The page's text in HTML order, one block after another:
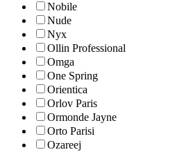
Nobile
Nude
Nyx
Ollin Professional
Omga
One Spring
Orientica
Orlov Paris
Ormonde Jayne
Orto Parisi
Ozareej